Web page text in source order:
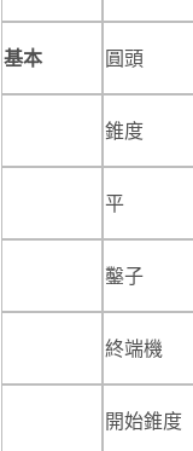
基本 圓頭
錐度
平
鑿子
終端機
開始錐度